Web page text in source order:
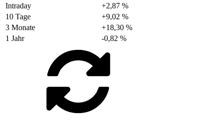
Intraday
+2,87 %
10 Tage
+9,02 %
3 Monate
+18,30 %
1 Jahr
-0,82 %